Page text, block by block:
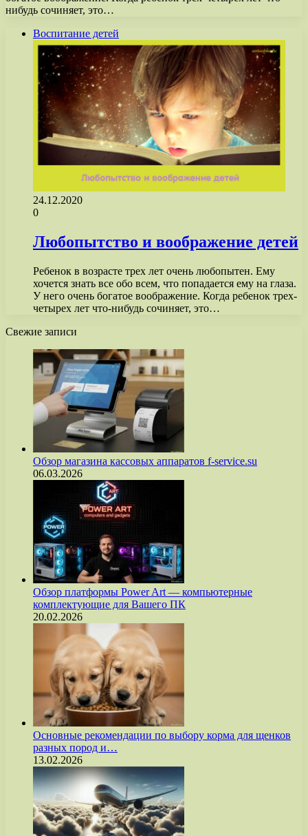
нибудь сочиняет, это…
Воспитание детей
24.12.2020
0
Любопытство и воображение детей
Ребенок в возрасте трех лет очень любопытен. Ему
хочется знать все обо всем, что попадается ему на глаза.
У него очень богатое воображение. Когда ребенок трех-
четырех лет что-нибудь сочиняет, это…
Свежие записи
Обзор магазина кассовых аппаратов f-service.su
06.03.2026
Обзор платформы Power Art — компьютерные
комплектующие для Вашего ПК
20.02.2026
Основные рекомендации по выбору корма для щенков
разных пород и…
13.02.2026